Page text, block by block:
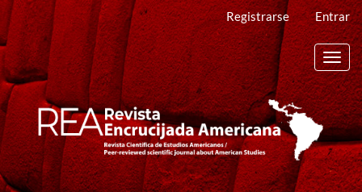
Navegación
principal
Contenido
principal
Barra
lateral
Registrarse Entrar